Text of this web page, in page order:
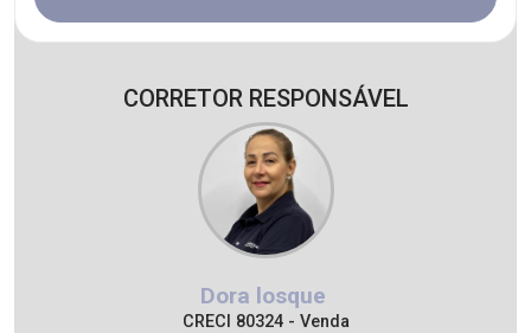
CORRETOR RESPONSÁVEL
Dora losque
CRECI 80324 - Venda